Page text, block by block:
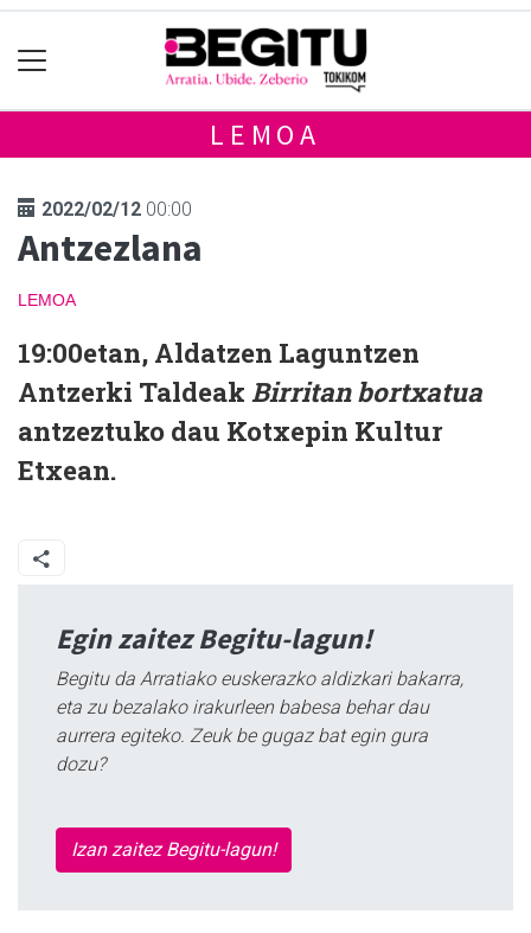
LEMOA
2022/02/12 00:00
Antzezlana
LEMOA
19:00etan, Aldatzen Laguntzen
Antzerki Taldeak Birritan bortxatua
antzeztuko dau Kotxepin Kultur
Etxean.
Egin zaitez Begitu-lagun!
Begitu da Arratiako euskerazko aldizkari bakarra,
eta zu bezalako irakurleen babesa behar dau
aurrera egiteko. Zeuk be gugaz bat egin gura
dozu?
Izan zaitez Begitu-lagun!